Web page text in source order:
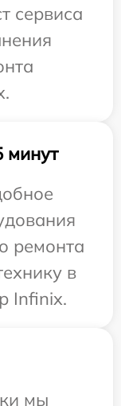
сервиса
минут
ремонта
в
Infinix.
мы